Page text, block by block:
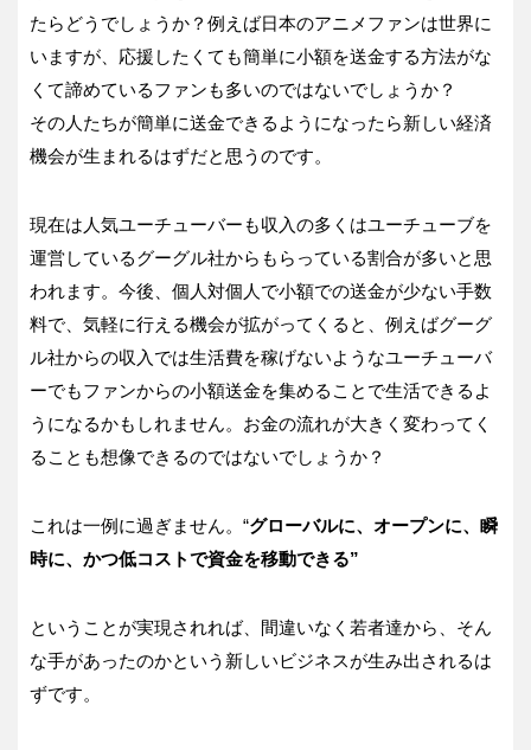
たらどうでしょうか？例えば日本のアニメファンは世界に
いますが、応援したくても簡単に小額を送金する方法がな
くて諦めているファンも多いのではないでしょうか？
その人たちが簡単に送金できるようになったら新しい経済
機会が生まれるはずだと思うのです。
現在は人気ユーチューバーも収入の多くはユーチューブを
運営しているグーグル社からもらっている割合が多いと思
われます。今後、個人対個人で小額での送金が少ない手数
料で、気軽に行える機会が拡がってくると、例えばグーグ
ル社からの収入では生活費を稼げないようなユーチューバ
ーでもファンからの小額送金を集めることで生活できるよ
うになるかもしれません。お金の流れが大きく変わってく
ることも想像できるのではないでしょうか？
これは一例に過ぎません。“グローバルに、オープンに、瞬
時に、かつ低コストで資金を移動できる”
ということが実現されれば、間違いなく若者達から、そん
な手があったのかという新しいビジネスが生み出されるは
ずです。